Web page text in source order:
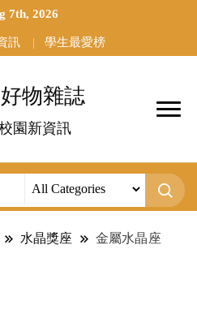
7th, 2026
訊 學生最愛榜
物雜誌
園新資訊
水晶獎座 金屬水晶座